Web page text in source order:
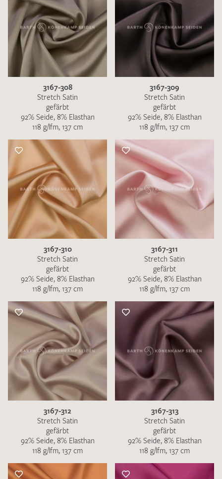
3167-308
Stretch Satin
gefärbt
92% Seide, 8% Elasthan
118 g/lfm, 137 cm
3167-309
Stretch Satin
gefärbt
92% Seide, 8% Elasthan
118 g/lfm, 137 cm
3167-310
Stretch Satin
gefärbt
92% Seide, 8% Elasthan
118 g/lfm, 137 cm
3167-311
Stretch Satin
gefärbt
92% Seide, 8% Elasthan
118 g/lfm, 137 cm
3167-312
Stretch Satin
gefärbt
92% Seide, 8% Elasthan
118 g/lfm, 137 cm
3167-313
Stretch Satin
gefärbt
92% Seide, 8% Elasthan
118 g/lfm, 137 cm